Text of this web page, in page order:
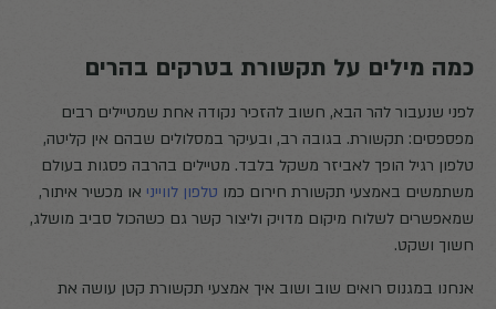
כמה מילים על תקשורת בטרקים בהרים
לפני שנעבור להר הבא, חשוב להזכיר נקודה אחת שמטיילים רבים
מפספסים: תקשורת. בגובה רב, ובעיקר במסלולים שבהם אין קליטה,
טלפון רגיל הופך לאביזר משקל בלבד. מטיילים בהרבה פסגות בעולם
משתמשים באמצעי תקשורת חירום כמו טלפון לווייני או מכשיר איתור,
שמאפשרים לשלוח מיקום מדויק וליצור קשר גם כשהכול סביב מושלג,
חשוך ושקט.
אנחנו במגנוס רואים שוב ושוב איך אמצעי תקשורת קטן עושה את